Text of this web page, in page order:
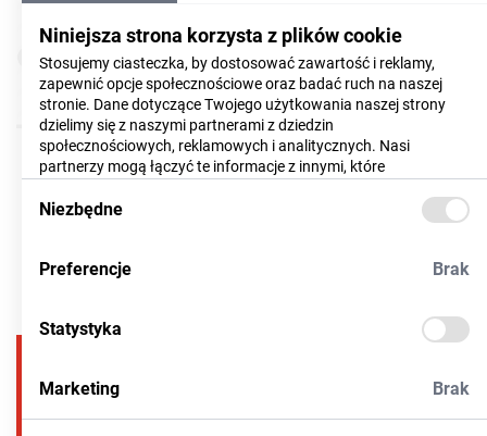
Wyrażam zgodę na przetwarzanie moich danych
osobowych
(CZYTAJ WIĘCEJ)
Akceptujęregulaminnewslettera
Niniejsza strona korzysta z plików cookie
Stosujemy ciasteczka, by dostosować zawartość i reklamy,
zapewnić opcje społecznościowe oraz badać ruch na naszej
stronie. Dane dotyczące Twojego użytkowania naszej strony
dzielimy się z naszymi partnerami z dziedzin
społecznościowych, reklamowych i analitycznych. Nasi
partnerzy mogą łączyć te informacje z innymi, które
usług. Więcej informacji znajdziesz
Niezbędne
Preferencje Brak
Statystyka
Marketing Brak